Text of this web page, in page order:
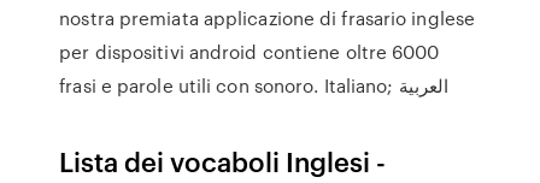
nostra premiata applicazione di frasario inglese
per dispositivi android contiene oltre 6000
frasi e parole utili con sonoro. Italiano; العربية
Lista dei vocaboli Inglesi -